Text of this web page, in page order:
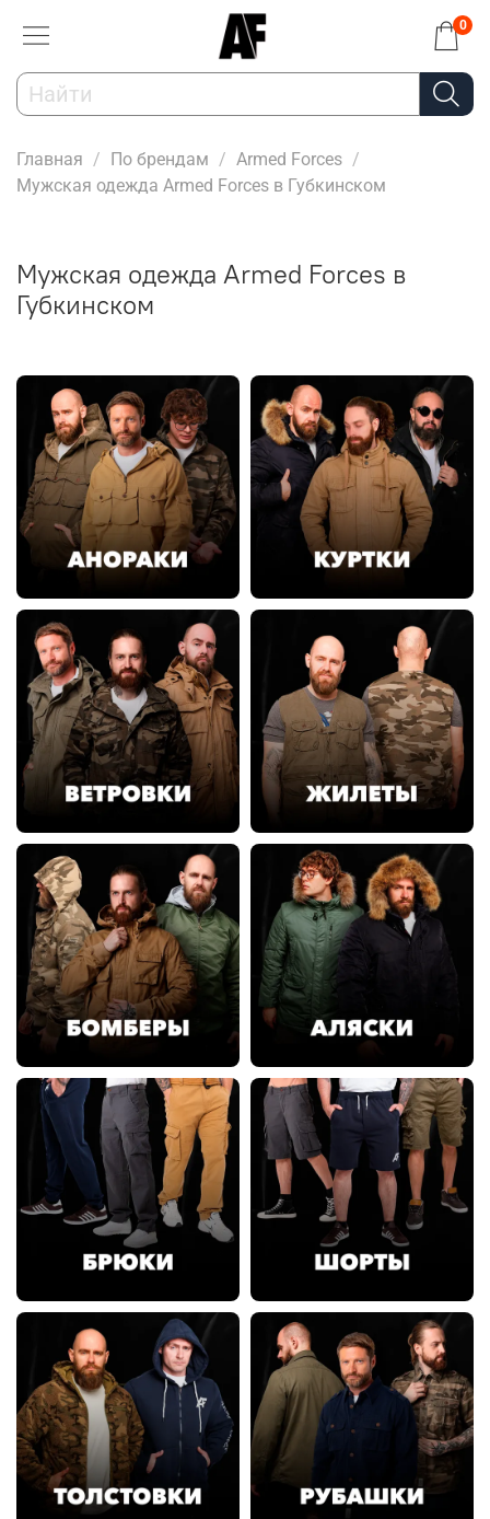
0
Главная По брендам
Armed Forces
Мужская одежда Armed Forces в Губкинском
Мужская одежда Armed Forces в
Губкинском